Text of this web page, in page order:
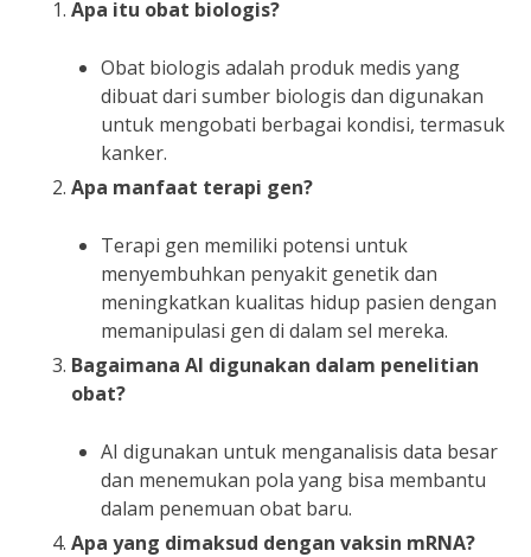
Apa itu obat biologis?
Obat biologis adalah produk medis yang
dibuat dari sumber biologis dan digunakan
untuk mengobati berbagai kondisi, termasuk
kanker.
Apa manfaat terapi gen?
Terapi gen memiliki potensi untuk
menyembuhkan penyakit genetik dan
meningkatkan kualitas hidup pasien dengan
memanipulasi gen di dalam sel mereka.
Bagaimana AI digunakan dalam penelitian
obat?
AI digunakan untuk menganalisis data besar
dan menemukan pola yang bisa membantu
dalam penemuan obat baru.
Apa yang dimaksud dengan vaksin mRNA?